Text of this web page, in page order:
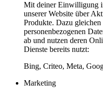
Mit deiner Einwilligung
unserer Website über
Produkte. Dazu
personenbezogenen
ab und nutzen deren
Dienste bereits nutzt:
Bing, Criteo, Meta,
Marketing